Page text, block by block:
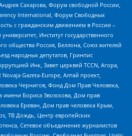
Сахарова, Форум свободной России,
International, Форум Свободных
с гражданским движением в России –
Институт государственного
общества Россия, Беллона, Союз жителей
народных депутатов, Гринпис
Инк, Завет церквей TCCN, Агора,
Gazeta-Europe, Алтай проект,
Чернигов, Фонд Дом Прав Человека,
имени Бориса Звозскова, Дом прав
Ереван, Дом прав человека Крым,
ТВ Дождь, Центр европейских
Сетевое объединение журналистов